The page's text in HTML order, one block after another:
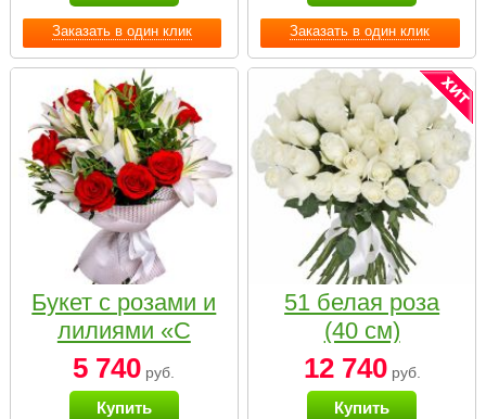
Заказать в один клик Заказать в один клик
Букет с розами и
лилиями «С
наилучшими
пожеланиями»
5 740 руб.
Купить
51 белая роза
(40 см)
12 740руб.
Купить